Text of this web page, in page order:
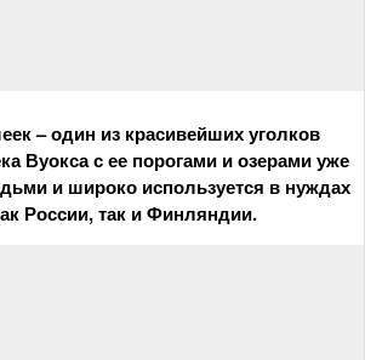
– один из красивейших уголков
Вуокса с ее порогами и озерами уже
и широко используется в нуждах
России, так и Финляндии.